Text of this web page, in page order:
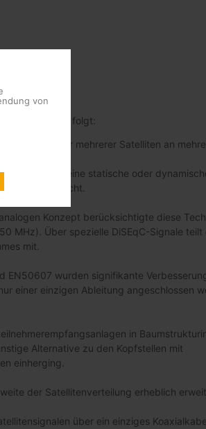
sind wie folgt:
eines oder mehrerer Satelliten an
wird durch eine statische oder
erreicht.
Konzept berücksichtigte diese
MHz). Über spezielle DiSEqC-Signale teilt
mit.
EN50607 wurden signifikante
einer einzigen Ableitung angeschlossen
in
Alternative zu den Kopfstellen mit
einherging.
der Satellitenverteilung erheblich
über ein einziges
von